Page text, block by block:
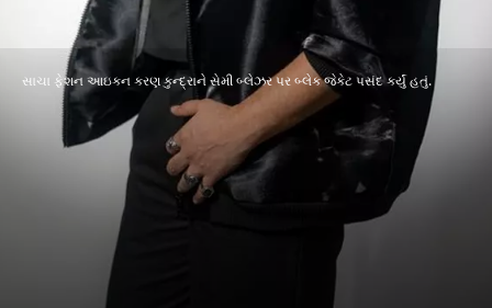
સાચા ફેશન આઇકન કરણ કુન્દ્રાને સેમી બ્લેઝર પર બ્લેક જેકેટ પસંદ કર્યું હતું.